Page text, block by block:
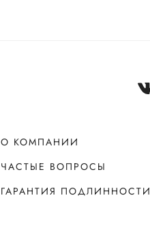
О КОМПАНИИ
ЧАСТЫЕ ВОПРОСЫ
ГАРАНТИЯ ПОДЛИННОСТИ